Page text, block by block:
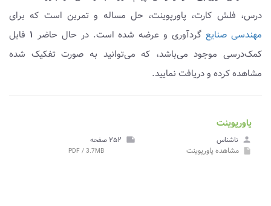
درس، فلش کارت، پاورپوینت، حل مساله و تمرین است که برای
مهندسی صنایعگردآوری و عرضه شده است. در حال حاضر ۱ فایل
کمک‌درسی موجود می‌باشد، که می‌توانید به صورت تفکیک شده
مشاهده کرده و دریافت نمایید.
پاورپوینت
person ناشناس note ۲۵۲ صفحه
insert_drive_file مشاهده پاورپوینت PDF / 3.7MB